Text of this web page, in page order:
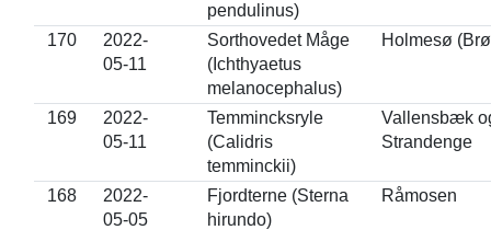
pendulinus)
170
2022-
05-11
Sorthovedet Måge
(Ichthyaetus
melanocephalus)
Holmesø
169
2022-
05-11
Temmincksryle
(Calidris
temminckii)
Vallensbæk
Strandenge
168
2022-
05-05
Fjordterne (Sterna
hirundo)
Råmosen